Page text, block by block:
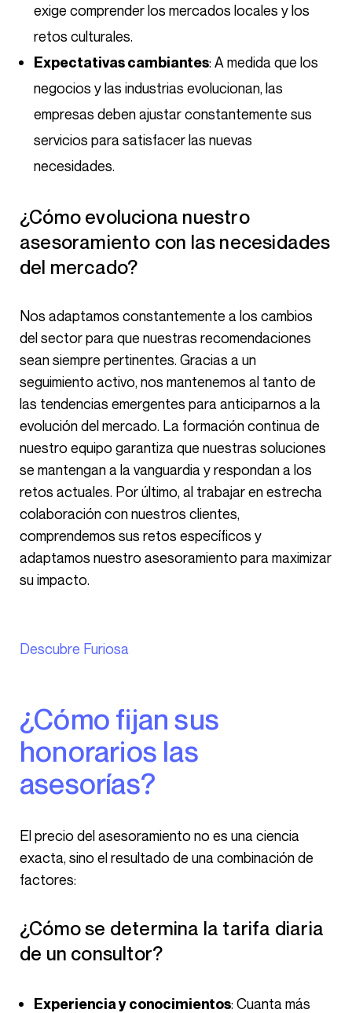
exige comprender los mercados locales y los
retos culturales.
Expectativas cambiantes: A medida que los
negocios y las industrias evolucionan, las
empresas deben ajustar constantemente sus
servicios para satisfacer las nuevas
necesidades.
¿Cómo evoluciona nuestro
asesoramiento con las necesidades
del mercado?
Nos adaptamos constantemente a los cambios
del sector para que nuestras recomendaciones
sean siempre pertinentes. Gracias a un
seguimiento activo, nos mantenemos al tanto de
las tendencias emergentes para anticiparnos a la
evolución del mercado. La formación continua de
nuestro equipo garantiza que nuestras soluciones
se mantengan a la vanguardia y respondan a los
retos actuales. Por último, al trabajar en estrecha
colaboración con nuestros clientes,
comprendemos sus retos específicos y
adaptamos nuestro asesoramiento para maximizar
su impacto.
Descubre Furiosa
¿Cómo fijan sus
honorarios las
asesorías?
El precio del asesoramiento no es una ciencia
exacta, sino el resultado de una combinación de
factores:
¿Cómo se determina la tarifa diaria
de un consultor?
Experiencia y conocimientos: Cuanta más